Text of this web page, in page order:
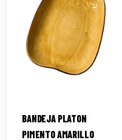
BANDEJA PLATON
PIMENTO AMARILLO